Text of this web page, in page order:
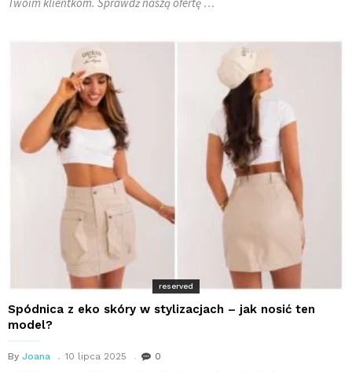
Twoim klientkom. Sprawdź naszą ofertę …
reserved
Spódnica z eko skóry w stylizacjach – jak nosić ten
model?
By Joana 10 lipca 2025 0